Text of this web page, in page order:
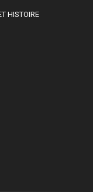
HISTOIRE